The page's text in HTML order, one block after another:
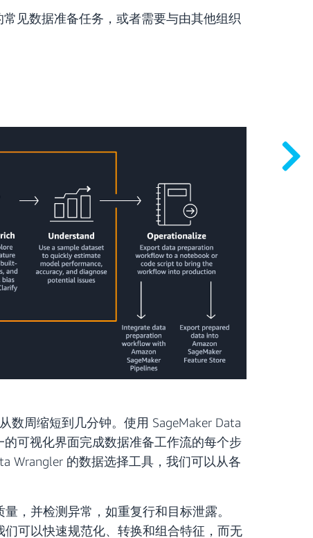
见数据准备任务，或者需要与由其他组织
数周缩短到几分钟。使用 SageMaker Data
可视化界面完成数据准备工作流的每个步
Wrangler 的数据选择工具，我们可以从各
，并检测异常，如重复行和目标泄露。
可以快速规范化、转换和组合特征，而无